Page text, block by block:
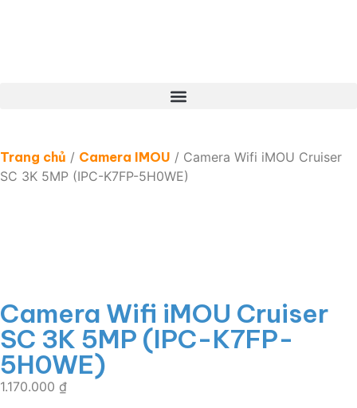
Trang chủ / Camera IMOU / Camera Wifi iMOU Cruiser
SC 3K 5MP (IPC-K7FP-5H0WE)
Camera Wifi iMOU Cruiser
SC 3K 5MP (IPC-K7FP-
5H0WE)
1.170.000 ₫